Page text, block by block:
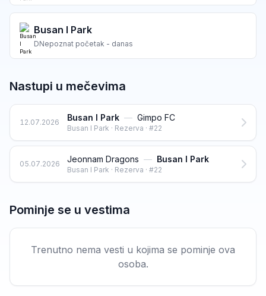
Busan I Park
DNepoznat početak - danas
Nastupi u mečevima
12.07.2026 Busan I Park — Gimpo FC
Busan I Park · Rezerva · #22
05.07.2026 Jeonnam Dragons — Busan I Park
Busan I Park · Rezerva · #22
Pominje se u vestima
Trenutno nema vesti u kojima se pominje ova
osoba.